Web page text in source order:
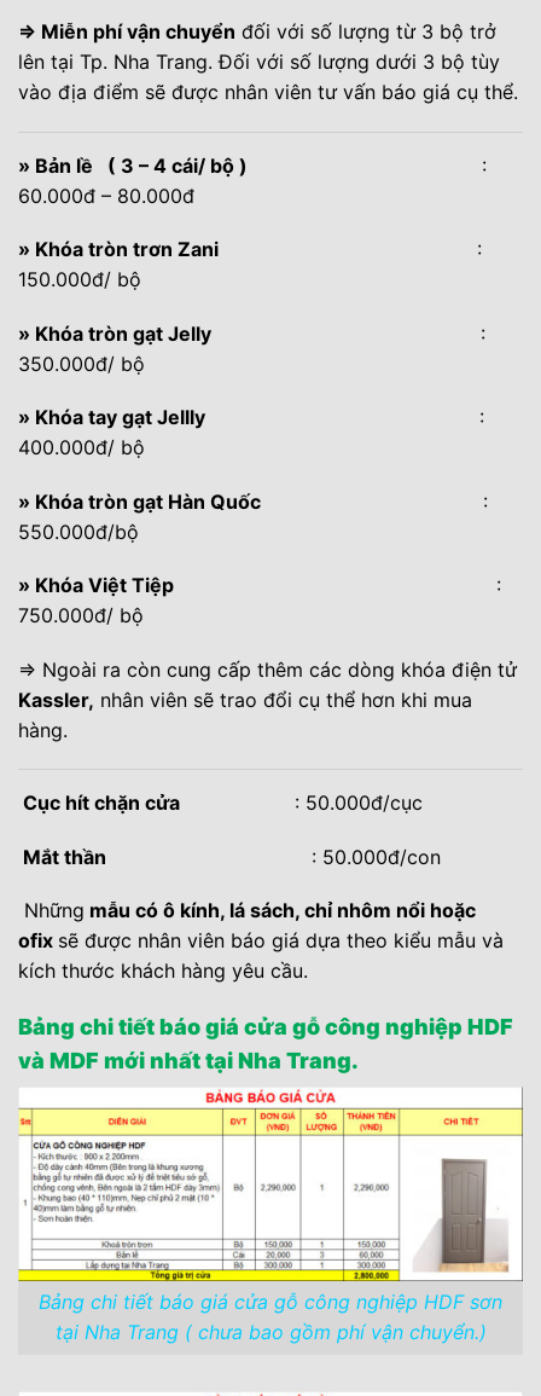
⇒ Miễn phí vận chuyển đối với số lượng từ 3 bộ trở
lên tại Tp. Nha Trang. Đối với số lượng dưới 3 bộ tùy
vào địa điểm sẽ được nhân viên tư vấn báo giá cụ thể.
» Bản lề ( 3 – 4 cái/ bộ )
:
60.000đ – 80.000đ
» Khóa tròn trơn Zani
:
150.000đ/ bộ
» Khóa tròn gạt Jelly
:
350.000đ/ bộ
» Khóa tay gạt Jellly
:
400.000đ/ bộ
» Khóa tròn gạt Hàn Quốc
:
550.000đ/bộ
» Khóa Việt Tiệp
:
750.000đ/ bộ
⇒ Ngoài ra còn cung cấp thêm các dòng khóa điện tử
Kassler, nhân viên sẽ trao đổi cụ thể hơn khi mua
hàng.
Cục hít chặn cửa : 50.000đ/cục
Mắt thần : 50.000đ/con
Những mẫu có ô kính, lá sách, chỉ nhôm nổi hoặc
ofix sẽ được nhân viên báo giá dựa theo kiểu mẫu và
kích thước khách hàng yêu cầu.
Bảng chi tiết báo giá cửa gỗ công nghiệp HDF
và MDF mới nhất tại Nha Trang.
Bảng chi tiết báo giá cửa gỗ công nghiệp HDF sơn
tại Nha Trang ( chưa bao gồm phí vận chuyển.)